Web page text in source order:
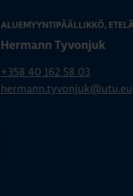
ALUEMYYNTIPÄÄLLIKKÖ,
Hermann Tyvonjuk
+358 40 162 58 03
hermann.tyvonjuk@utu.eu